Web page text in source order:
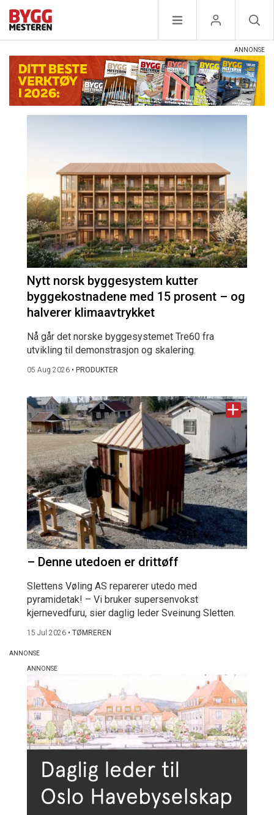
Nytt norsk byggesystem kutter
byggekostnadene med 15 prosent – og
halverer klimaavtrykket
Nå går det norske byggesystemet Tre60 fra
utvikling til demonstrasjon og skalering.
05 Aug 2026 • PRODUKTER
– Denne utedoen er drittøff
Slettens Vøling AS reparerer utedo med
pyramidetak! – Vi bruker supersenvokst
kjernevedfuru, sier daglig leder Sveinung Sletten.
15 Jul 2026 • TØMREREN